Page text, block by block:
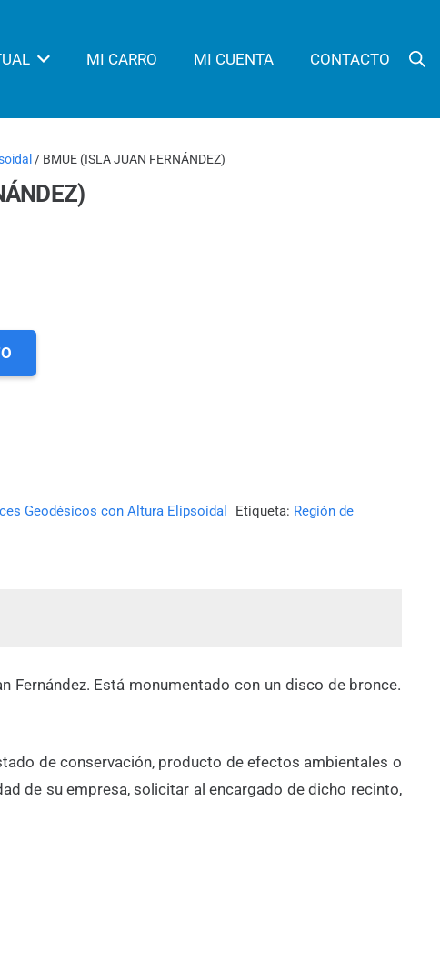
MI CARRO MI CUENTA CONTACTO
/ BMUE (ISLA JUAN FERNÁNDEZ)
Geodésicos con Altura Elipsoidal Etiqueta: Región de
Fernández. Está monumentado con un disco de bronce.
de conservación, producto de efectos ambientales o
de su empresa, solicitar al encargado de dicho recinto,